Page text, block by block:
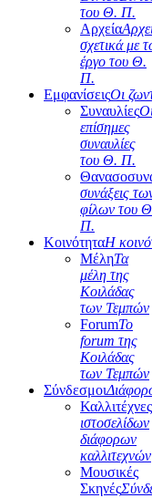
του Θ. Π.
Αρχεία
σχετικά με
έργο του Θ.
Π.
ΕμφανίσειςΟι
Συναυλίες
επίσημες
συναυλίες
του Θ. Π.
συνάξεις
φίλων του
Π.
ΚοινότηταΗ
ΜέληΤα
μέλη της
Κοιλάδας
των Τεμπών
ForumΤο
forum της
Κοιλάδας
των Τεμπών
Σύνδεσμοι
Καλλιτέχνες
ιστοσελίδων
διάφορων
καλλιτεχνών
Μουσικές
Σκηνές